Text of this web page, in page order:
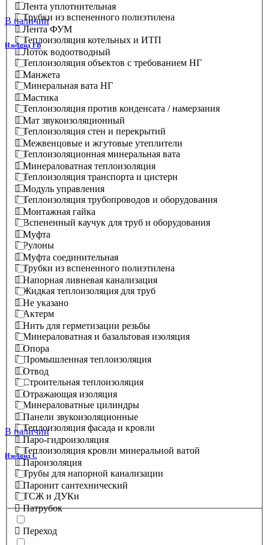
Трубки из вспененного полиэтилена
Теплоизоляция котельных и ИТП
Теплоизоляция объектов с требованием НГ
Минеральная вата НГ
Теплоизоляция против конденсата / намерзания
Теплоизоляция стен и перекрытий
Теплоизоляционная минеральная вата
Теплоизоляция транспорта и цистерн
Теплоизоляция трубопроводов и оборудования
Вспененный каучук для труб и оборудования
Рулоны
Трубки из вспененного полиэтилена
Жидкая теплоизоляция для труб
Актерм
Минераловатная и базальтовая изоляция
Промышленная теплоизоляция
Строительная теплоизоляция
Минераловатные цилиндры
Теплоизоляция фасада и кровли
Теплоизоляция кровли минеральной ватой
Трубы для напорной канализации
ТСЖ и ДУКи
Лента уплотнительная
Лента ФУМ
Лоток водоотводный
Манжета
Мастика
Мат звукоизоляционный
Межвенцовые и жгутовые утеплители
Минераловатная теплоизоляция
Модуль управления
Монтажная гайка
Муфта
Муфта соединительная
Напорная ливневая канализация
Не указано
Нить для герметизации резьбы
Опора
Отвод
Отражающая изоляция
Панели звукоизоляционные
Паро-гидроизоляция
Пароизоляция
Паронит сантехнический
Патрубок
Переход
В наличии
Изобонд FB
В наличии
Изобонд С